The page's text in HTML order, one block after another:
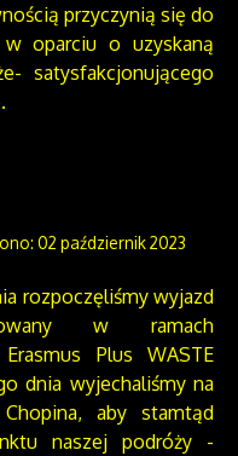
przyczynią się do
oparciu o uzyskaną
satysfakcjonującego
02 październik 2023
rozpoczęliśmy wyjazd
w ramach
Plus WASTE
dnia wyjechaliśmy na
aby stamtąd
naszej podróży -